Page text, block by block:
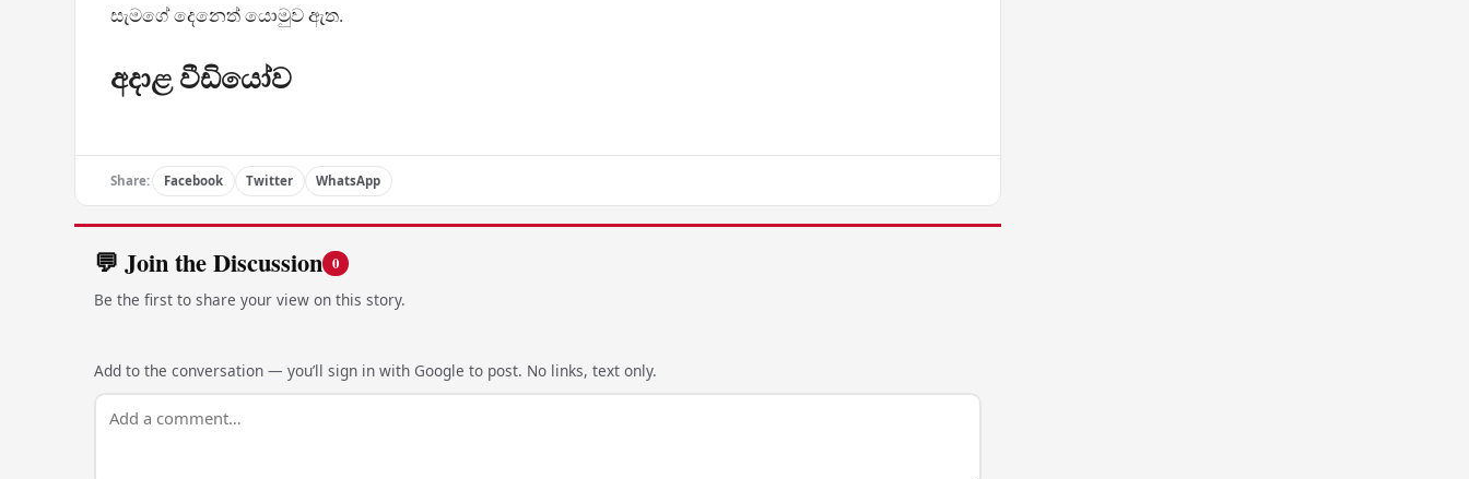
සැමගේ දෙනෙත් යොමුව ඇත.
අදාළ වීඩියෝව
Share: Facebook Twitter WhatsApp
💬 Join the Discussion 0
Be the first to share your view on this story.
Add to the conversation — you’ll sign in with Google to post. No links, text only.